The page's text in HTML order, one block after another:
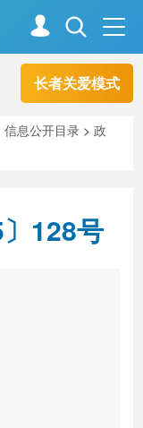
长者关爱模式
走进资阳
解读回应
信息公开目录 >政
128号